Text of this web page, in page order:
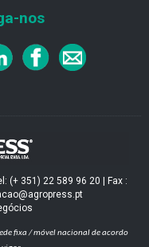
nos
(+ 351) 22 589 96 20 | Fax :
fixa / móvel nacional de acordo